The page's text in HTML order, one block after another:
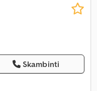
Skambinti